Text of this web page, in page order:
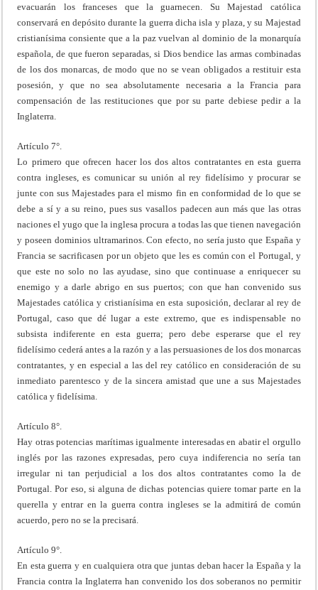
evacuarán los franceses que la guarnecen. Su Majestad católica
conservará en depósito durante la guerra dicha isla y plaza, y su Majestad
cristianísima consiente que a la paz vuelvan al dominio de la monarquía
española, de que fueron separadas, si Dios bendice las armas combinadas
de los dos monarcas, de modo que no se vean obligados a restituir esta
posesión, y que no sea absolutamente necesaria a la Francia para
compensación de las restituciones que por su parte debiese pedir a la
Inglaterra.
Artículo 7°.
Lo primero que ofrecen hacer los dos altos contratantes en esta guerra
contra ingleses, es comunicar su unión al rey fidelísimo y procurar se
junte con sus Majestades para el mismo fin en conformidad de lo que se
debe a sí y a su reino, pues sus vasallos padecen aun más que las otras
naciones el yugo que la inglesa procura a todas las que tienen navegación
y poseen dominios ultramarinos. Con efecto, no sería justo que España y
Francia se sacrificasen por un objeto que les es común con el Portugal, y
que este no solo no las ayudase, sino que continuase a enriquecer su
enemigo y a darle abrigo en sus puertos; con que han convenido sus
Majestades católica y cristianísima en esta suposición, declarar al rey de
Portugal, caso que dé lugar a este extremo, que es indispensable no
subsista indiferente en esta guerra; pero debe esperarse que el rey
fidelísimo cederá antes a la razón y a las persuasiones de los dos monarcas
contratantes, y en especial a las del rey católico en consideración de su
inmediato parentesco y de la sincera amistad que une a sus Majestades
católica y fidelísima.
Artículo 8°.
Hay otras potencias marítimas igualmente interesadas en abatir el orgullo
inglés por las razones expresadas, pero cuya indiferencia no sería tan
irregular ni tan perjudicial a los dos altos contratantes como la de
Portugal. Por eso, si alguna de dichas potencias quiere tomar parte en la
querella y entrar en la guerra contra ingleses se la admitirá de común
acuerdo, pero no se la precisará.
Artículo 9°.
En esta guerra y en cualquiera otra que juntas deban hacer la España y la
Francia contra la Inglaterra han convenido los dos soberanos no permitir